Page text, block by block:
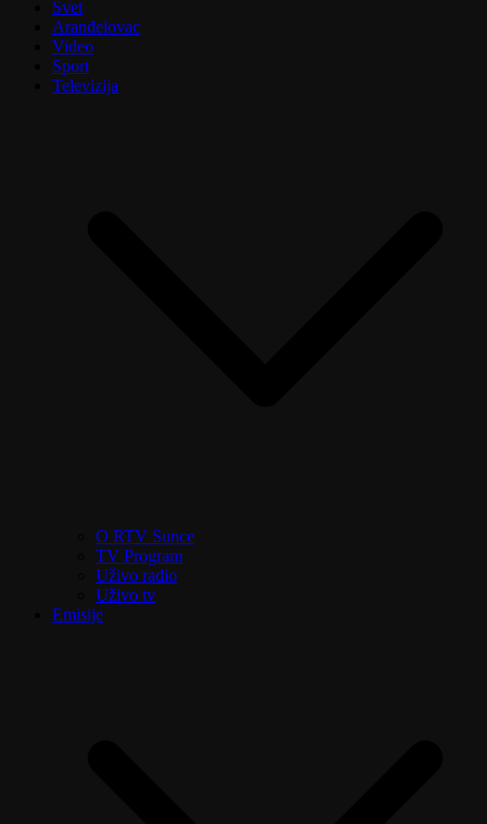
Svet
Aranđelovac
Video
Sport
Televizija
O RTV Sunce
TV Program
Uživo radio
Uživo tv
Emisije